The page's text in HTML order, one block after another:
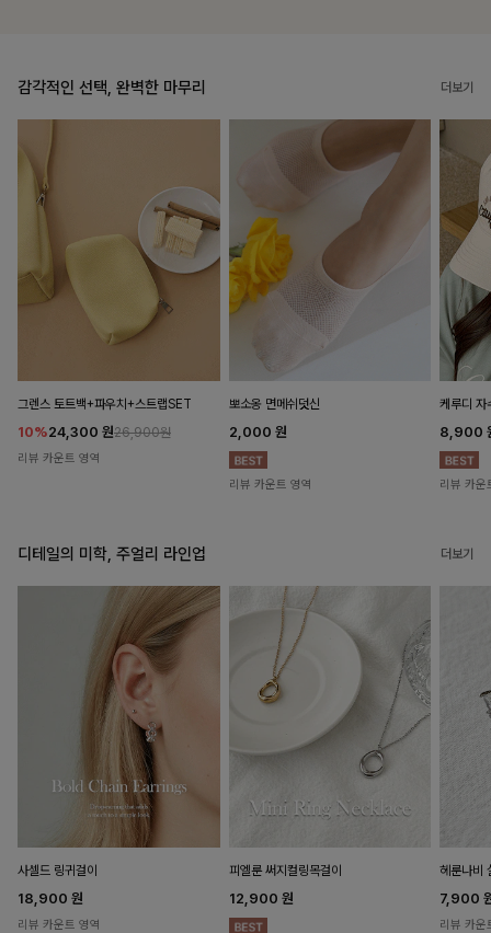
감각적인 선택, 완벽한 마무리 더보기
그렌스 토트백+파우치+스트랩SET
10%24,300 원26,900원
리뷰 카운트 영역
뽀소옹 면메쉬덧신
2,000 원
리뷰 카운트 영역
케루디 자
8,900
리뷰 카운
디테일의 미학, 주얼리 라인업 더보기
사셀드 링귀걸이
18,900 원
리뷰 카운트 영역
피엘룬 써지컬링목걸이
12,900 원
헤룬나비
7,900
리뷰 카운